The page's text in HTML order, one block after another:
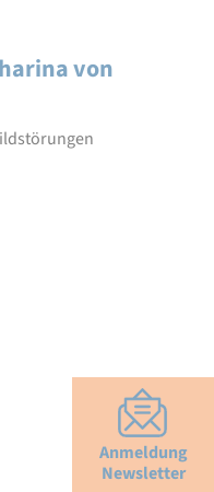
von
Anmeldung
Newsletter